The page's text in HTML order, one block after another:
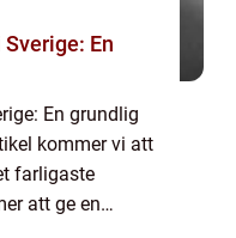
En
En grundlig
kommer vi att
farligaste
att ge en